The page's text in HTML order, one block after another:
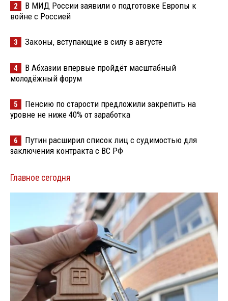
2
В МИД России заявили о подготовке Европы к
войне с Россией
3 Законы, вступающие в силу в августе
4
В Абхазии впервые пройдёт масштабный
молодёжный форум
5
Пенсию по старости предложили закрепить на
уровне не ниже 40% от заработка
6
Путин расширил список лиц с судимостью для
заключения контракта с ВС РФ
Главное сегодня